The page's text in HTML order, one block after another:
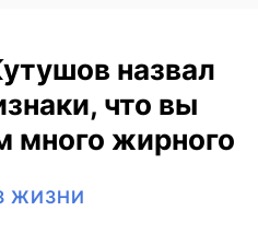
назвал
что вы
много жирного
ЖИЗНИ